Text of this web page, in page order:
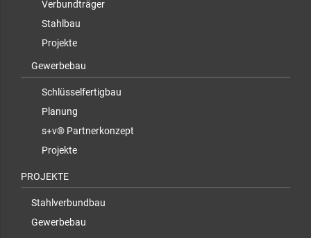
Verbundträger
Stahlbau
Projekte
Gewerbebau
Schlüsselfertigbau
Planung
s+v® Partnerkonzept
Projekte
PROJEKTE
Stahlverbundbau
Gewerbebau